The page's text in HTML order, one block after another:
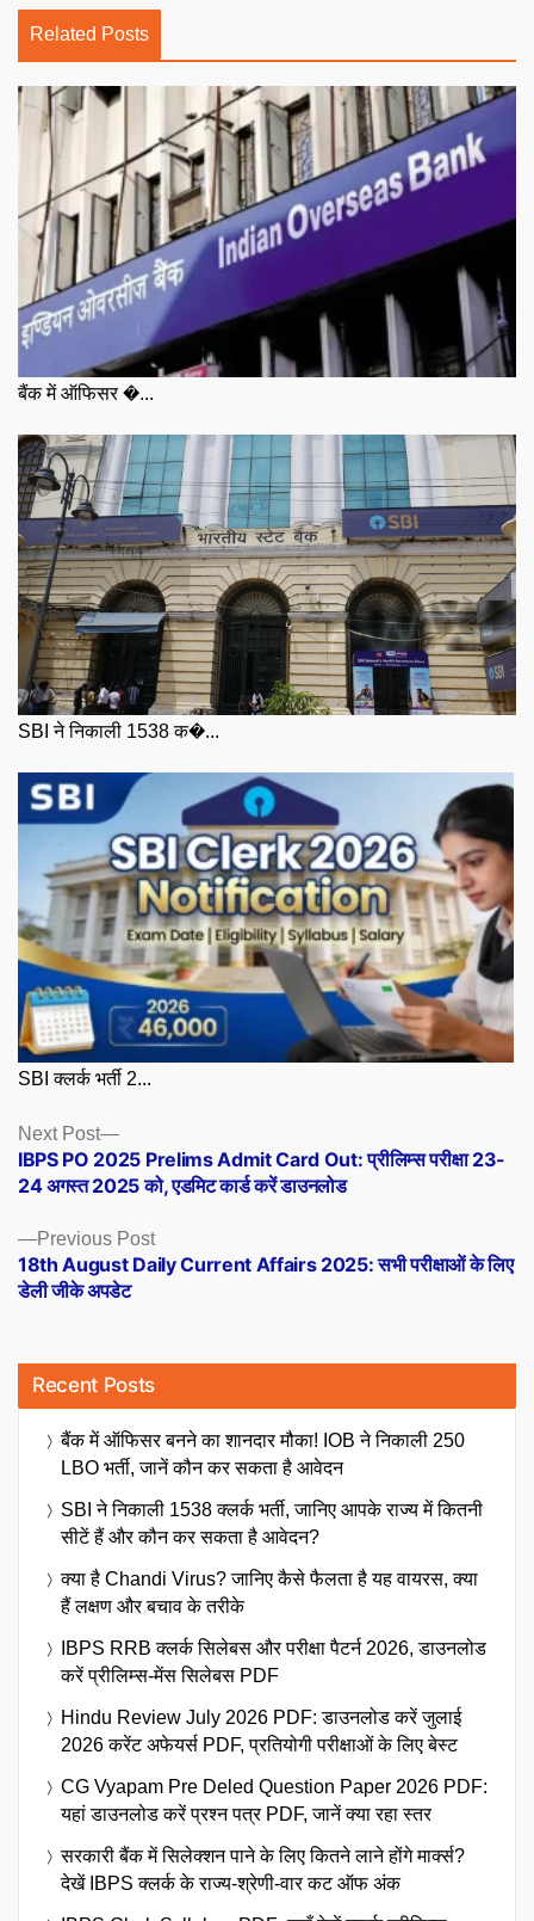
Related Posts
बैंक में ऑफिसर �...
SBI ने निकाली 1538 क�...
SBI क्लर्क भर्ती 2...
Posts
navigation
Previous PostPrevious
post:
18th August Daily Current Affairs 2025: सभी परीक्षाओं के लिए
डेली जीके अपडेट
Next Post
Next
post:
IBPS PO 2025 Prelims Admit Card Out: प्रीलिम्स परीक्षा 23-
24 अगस्त 2025 को, एडमिट कार्ड करें डाउनलोड
Recent Posts
बैंक में ऑफिसर बनने का शानदार मौका! IOB ने निकाली 250
LBO भर्ती, जानें कौन कर सकता है आवेदन
SBI ने निकाली 1538 क्लर्क भर्ती, जानिए आपके राज्य में कितनी
सीटें हैं और कौन कर सकता है आवेदन?
क्या है Chandi Virus? जानिए कैसे फैलता है यह वायरस, क्या
हैं लक्षण और बचाव के तरीके
IBPS RRB क्लर्क सिलेबस और परीक्षा पैटर्न 2026, डाउनलोड
करें प्रीलिम्स-मेंस सिलेबस PDF
Hindu Review July 2026 PDF: डाउनलोड करें जुलाई
2026 करेंट अफेयर्स PDF, प्रतियोगी परीक्षाओं के लिए बेस्ट
CG Vyapam Pre Deled Question Paper 2026 PDF:
यहां डाउनलोड करें प्रश्न पत्र PDF, जानें क्या रहा स्तर
सरकारी बैंक में सिलेक्शन पाने के लिए कितने लाने होंगे मार्क्स?
देखें IBPS क्लर्क के राज्य-श्रेणी-वार कट ऑफ अंक